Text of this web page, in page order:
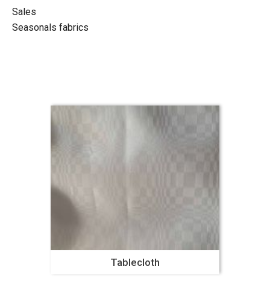
Sales
Seasonals fabrics
Tablecloth